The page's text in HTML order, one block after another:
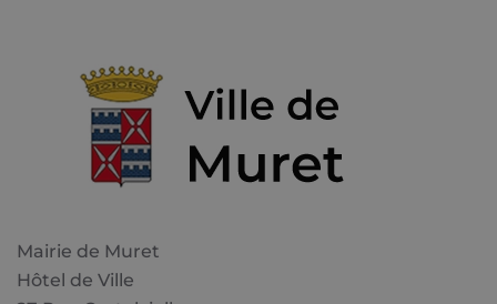
Mairie de Muret
Hôtel de Ville